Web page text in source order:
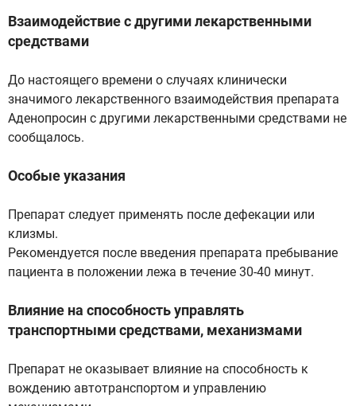
Взаимодействие с другими лекарственными
средствами
До настоящего времени о случаях клинически
значимого лекарственного взаимодействия препарата
Аденопросин с другими лекарственными средствами не
сообщалось.
Особые указания
Препарат следует применять после дефекации или
клизмы.
Рекомендуется после введения препарата пребывание
пациента в положении лежа в течение 30-40 минут.
Влияние на способность управлять
транспортными средствами, механизмами
Препарат не оказывает влияние на способность к
вождению автотранспортом и управлению